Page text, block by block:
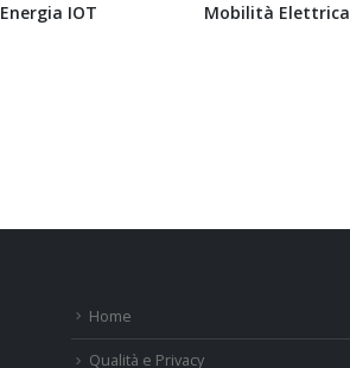
Energia IOT Mobilità Elettrica
Home
Qualità e Privacy